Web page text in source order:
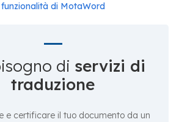
di MotaWord
di servizi di
traduzione
e certificare il tuo documento da un